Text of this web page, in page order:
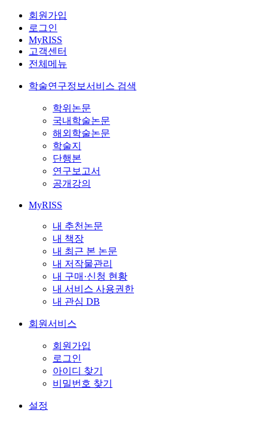
회원가입
로그인
MyRISS
고객센터
전체메뉴
학술연구정보서비스 검색
학위논문
국내학술논문
해외학술논문
학술지
단행본
연구보고서
공개강의
MyRISS
내 추천논문
내 책장
내 최근 본 논문
내 저작물관리
내 구매·신청 현황
내 서비스 사용권한
내 관심 DB
회원서비스
회원가입
로그인
아이디 찾기
비밀번호 찾기
설정